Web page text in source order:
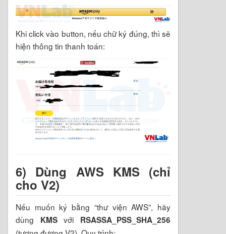
Khi click vào button, nếu chữ ký đúng, thì sẽ
hiện thông tin thanh toán:
6) Dùng AWS KMS(chỉ
cho V2)
Nếu muốn ký bằng “thư viện AWS”, hãy
dùng KMSvới RSASSA_PSS_SHA_256